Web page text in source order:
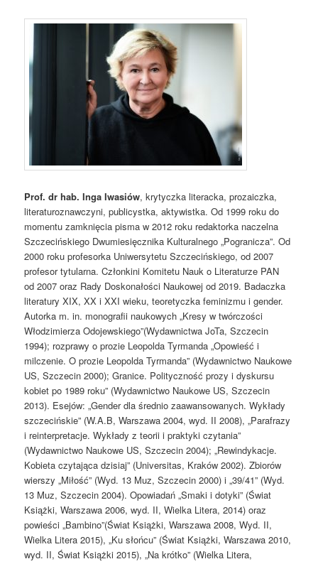
Prof. dr hab. Inga Iwasiów, krytyczka literacka, prozaiczka,
literaturoznawczyni, publicystka, aktywistka. Od 1999 roku do
momentu zamknięcia pisma w 2012 roku redaktorka naczelna
Szczecińskiego Dwumiesięcznika Kulturalnego „Pogranicza”. Od
2000 roku profesorka Uniwersytetu Szczecińskiego, od 2007
profesor tytularna. Członkini Komitetu Nauk o Literaturze PAN
od 2007 oraz Rady Doskonałości Naukowej od 2019. Badaczka
literatury XIX, XX i XXI wieku, teoretyczka feminizmu i gender.
Autorka m. in. monografii naukowych „Kresy w twórczości
Włodzimierza Odojewskiego”(Wydawnictwa JoTa, Szczecin
1994); rozprawy o prozie Leopolda Tyrmanda „Opowieść i
milczenie. O prozie Leopolda Tyrmanda” (Wydawnictwo Naukowe
US, Szczecin 2000); Granice. Polityczność prozy i dyskursu
kobiet po 1989 roku” (Wydawnictwo Naukowe US, Szczecin
2013). Esejów: „Gender dla średnio zaawansowanych. Wykłady
szczecińskie” (W.A.B, Warszawa 2004, wyd. II 2008), „Parafrazy
i reinterpretacje. Wykłady z teorii i praktyki czytania”
(Wydawnictwo Naukowe US, Szczecin 2004); „Rewindykacje.
Kobieta czytająca dzisiaj” (Universitas, Kraków 2002). Zbiorów
wierszy „Miłość” (Wyd. 13 Muz, Szczecin 2000) i „39/41” (Wyd.
13 Muz, Szczecin 2004). Opowiadań „Smaki i dotyki” (Świat
Książki, Warszawa 2006, wyd. II, Wielka Litera, 2014) oraz
powieści „Bambino”(Świat Książki, Warszawa 2008, Wyd. II,
Wielka Litera 2015), „Ku słońcu” (Świat Książki, Warszawa 2010,
wyd. II, Świat Książki 2015), „Na krótko” (Wielka Litera,